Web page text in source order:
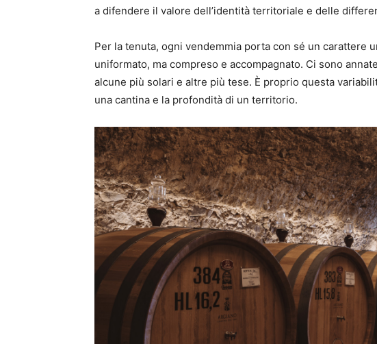
a difendere il valore dell’identità territoriale e delle
Per la tenuta, ogni vendemmia porta con sé un carattere
uniformato, ma compreso e accompagnato. Ci sono
alcune più solari e altre più tese. È proprio questa
una cantina e la profondità di un territorio.